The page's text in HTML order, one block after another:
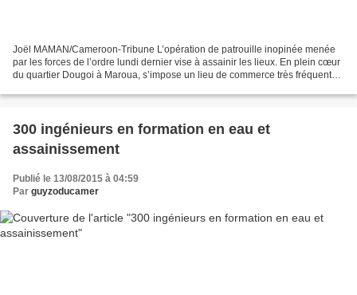
Joël MAMAN/Cameroon-Tribune L’opération de patrouille inopinée menée
par les forces de l’ordre lundi dernier vise à assainir les lieux. En plein cœur
du quartier Dougoi à Maroua, s’impose un lieu de commerce très fréquenté
300 ingénieurs en formation en eau et
assainissement
Publié le 13/08/2015 à 04:59
Par guyzoducamer